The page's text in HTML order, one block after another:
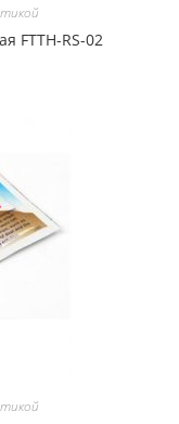
FTTH-RS-02